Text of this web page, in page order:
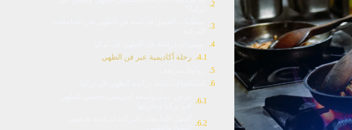
رحلة أكاديمية عبر فن الطهي